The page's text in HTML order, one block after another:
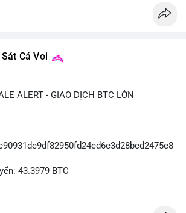
Cá Voi
ALERT - GIAO DỊCH BTC LỚN
43.3979 BTC